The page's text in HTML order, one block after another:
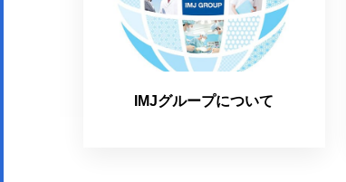
IMJグループについて